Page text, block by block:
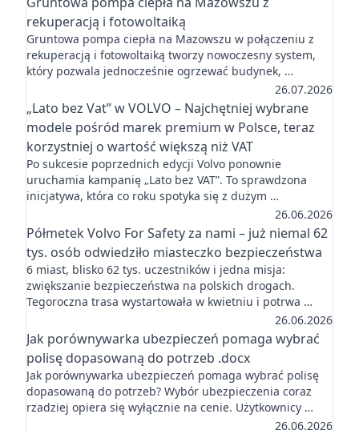
rekuperacją i fotowoltaiką
Gruntowa pompa ciepła na Mazowszu w połączeniu z
rekuperacją i fotowoltaiką tworzy nowoczesny system,
który pozwala jednocześnie ogrzewać budynek, …
26.07.2026
„Lato bez Vat” w VOLVO – Najchętniej wybrane
modele pośród marek premium w Polsce, teraz
korzystniej o wartość większą niż VAT
Po sukcesie poprzednich edycji Volvo ponownie
uruchamia kampanię „Lato bez VAT”. To sprawdzona
inicjatywa, która co roku spotyka się z dużym …
26.06.2026
Półmetek Volvo For Safety za nami – już niemal 62
tys. osób odwiedziło miasteczko bezpieczeństwa
6 miast, blisko 62 tys. uczestników i jedna misja:
zwiększanie bezpieczeństwa na polskich drogach.
Tegoroczna trasa wystartowała w kwietniu i potrwa …
26.06.2026
Jak porównywarka ubezpieczeń pomaga wybrać
polisę dopasowaną do potrzeb .docx
Jak porównywarka ubezpieczeń pomaga wybrać polisę
dopasowaną do potrzeb? Wybór ubezpieczenia coraz
rzadziej opiera się wyłącznie na cenie. Użytkownicy …
26.06.2026